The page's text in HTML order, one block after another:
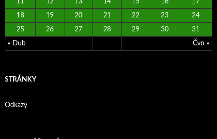
« Dub Čvn »
11 12 13 14 15 16 17
18 19 20 21 22 23 24
25 26 27 28 29 30 31
STRÁNKY
Odkazy